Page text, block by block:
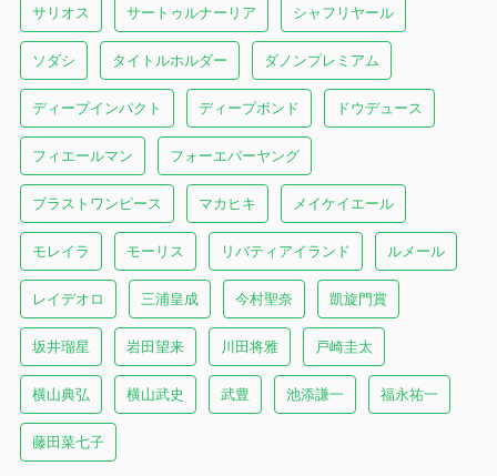
サリオス サートゥルナーリア シャフリヤール
ソダシ タイトルホルダー ダノンプレミアム
ディープインパクト ディープボンド ドウデュース
フィエールマン フォーエバーヤング
ブラストワンピース マカヒキ メイケイエール
モレイラ モーリス リバティアイランド ルメール
レイデオロ 三浦皇成 今村聖奈 凱旋門賞
坂井瑠星 岩田望来 川田将雅 戸崎圭太
横山典弘 横山武史 武豊 池添謙一 福永祐一
藤田菜七子